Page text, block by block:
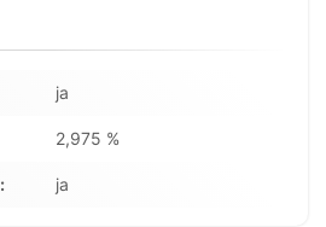
ja
2,975 %
ja